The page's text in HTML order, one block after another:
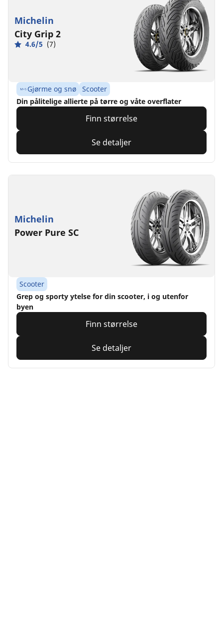
Michelin
City Grip 2
4.6/5 (7)
Gjørme og snø
Scooter
Din pålitelige allierte på tørre og våte overflater
Finn størrelse
Se detaljer
Michelin
Power Pure SC
Scooter
Grep og sporty ytelse for din scooter, i og utenfor
byen
Finn størrelse
Se detaljer